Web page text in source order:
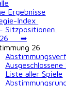
Ergebnisse
Index
Sitzpositionen
➡
26
Ausgeschlossene
Liste aller Spiele